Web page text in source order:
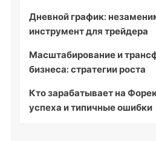
Дневной график:
инструмент для трейдера
Масштабирование и
бизнеса: стратегии роста
Кто зарабатывает на
успеха и типичные ошибки